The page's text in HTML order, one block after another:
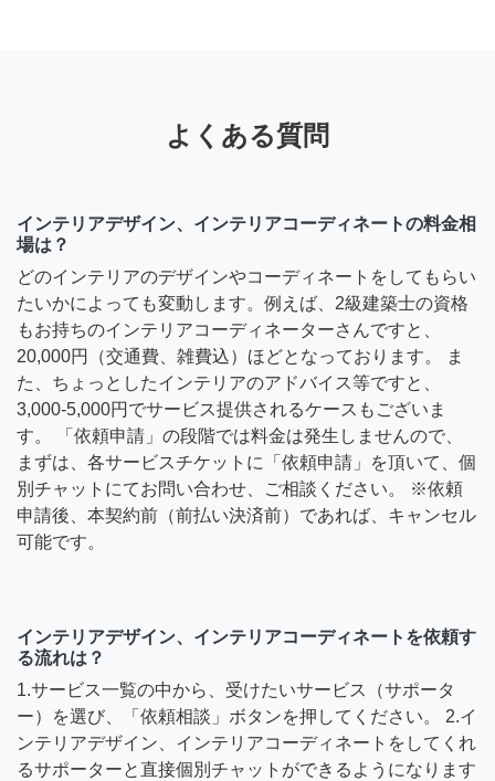
よくある質問
インテリアデザイン、インテリアコーディネートの料金相
場は？
どのインテリアのデザインやコーディネートをしてもらい
たいかによっても変動します。例えば、2級建築士の資格
もお持ちのインテリアコーディネーターさんですと、
20,000円（交通費、雑費込）ほどとなっております。 ま
た、ちょっとしたインテリアのアドバイス等ですと、
3,000-5,000円でサービス提供されるケースもございま
す。 「依頼申請」の段階では料金は発生しませんので、
まずは、各サービスチケットに「依頼申請」を頂いて、個
別チャットにてお問い合わせ、ご相談ください。 ※依頼
申請後、本契約前（前払い決済前）であれば、キャンセル
可能です。
インテリアデザイン、インテリアコーディネートを依頼す
る流れは？
1.サービス一覧の中から、受けたいサービス（サポータ
ー）を選び、「依頼相談」ボタンを押してください。 2.イ
ンテリアデザイン、インテリアコーディネートをしてくれ
るサポーターと直接個別チャットができるようになります